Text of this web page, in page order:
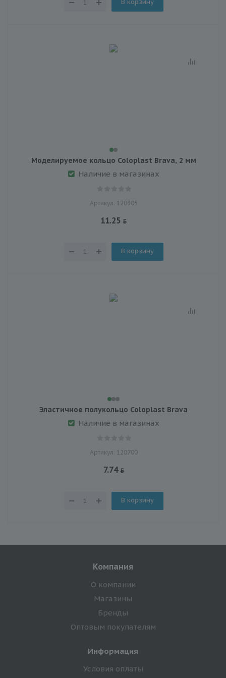
Моделируемое кольцо Coloplast Brava, 2 мм
Наличие в магазинах
Артикул: 120305
11.25
В корзину
Эластичное полукольцо Coloplast Brava
Наличие в магазинах
Артикул: 120700
7.74
В корзину
Компания
О компании
Магазины
Бренды
Оптовым покупателям
Информация
Условия оплаты